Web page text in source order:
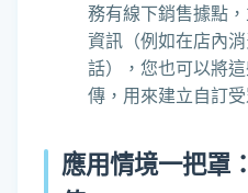
務有線下銷售據點
資訊（例如在店內
話），您也可以將
傳，用來建立自訂受
應用情境一把罩